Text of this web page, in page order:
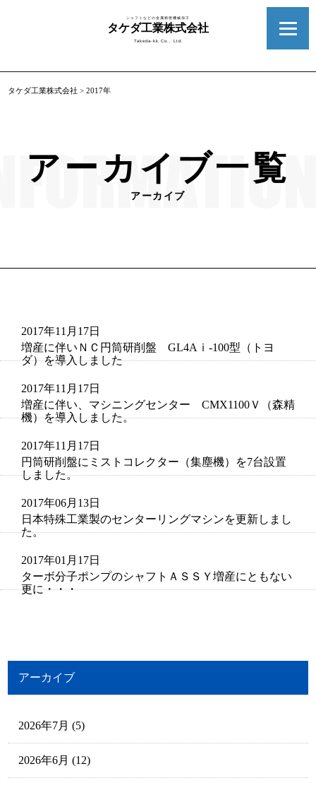
シャフトなどの金属精密機械加工
タケダ工業株式会社
Takeda-kk.Co., Ltd.
タケダ工業株式会社 >2017年
アーカイブ一覧
アーカイブ
2017年11月17日
増産に伴いＮＣ円筒研削盤 GL4Aｉ-100型（トヨ
ダ）を導入しました
2017年11月17日
増産に伴い、マシニングセンター CMX1100Ｖ（森精
機）を導入しました。
2017年11月17日
円筒研削盤にミストコレクター（集塵機）を7台設置
しました。
2017年06月13日
日本特殊工業製のセンターリングマシンを更新しまし
た。
2017年01月17日
ターボ分子ポンプのシャフトＡＳＳＹ増産にともない
更に・・・
アーカイブ
2026年7月 (5)
2026年6月 (12)